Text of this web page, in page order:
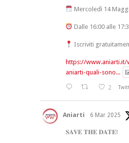
Mercoledì 14
Dalle 16:00 alle
Iscriviti
https://
aniarti-quali-sono...
2
Aniarti 6 Mar 2025
𝐒𝐀𝐕𝐄 𝐓𝐇𝐄 𝐃𝐀𝐓𝐄!